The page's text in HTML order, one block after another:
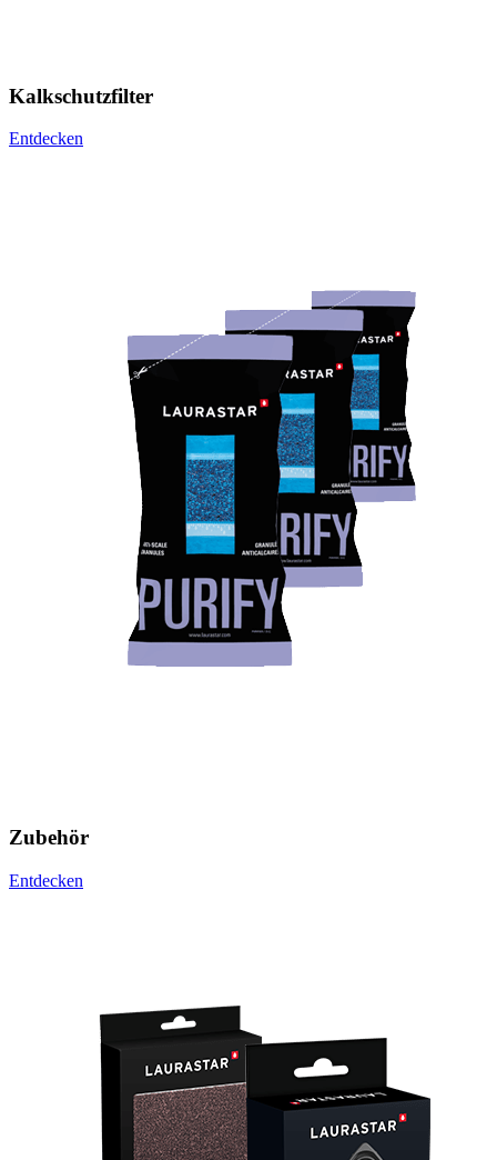
Kalkschutzfilter
Entdecken
Zubehör
Entdecken